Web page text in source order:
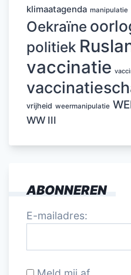
klimaatagenda manipulatie
Oekraïne
politiek
vaccinatie
vrijheid weermanipulatie
WW III
ABONNEREN
E-mailadres: